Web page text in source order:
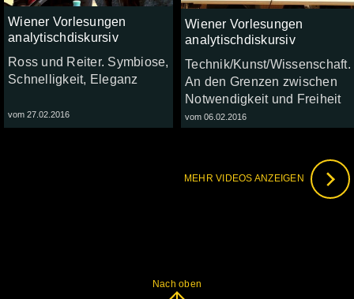
Wiener Vorlesungen
analytischdiskursiv
Ross und Reiter. Symbiose,
Schnelligkeit, Eleganz
vom 27.02.2016
Wiener Vorlesungen
analytischdiskursiv
Technik/Kunst/Wissenschaft.
An den Grenzen zwischen
Notwendigkeit und Freiheit
vom 06.02.2016
MEHR VIDEOS ANZEIGEN
Nach oben